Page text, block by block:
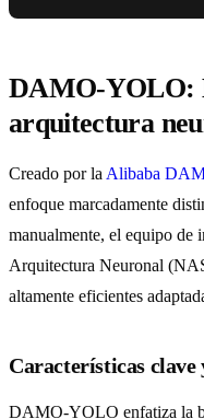
DAMO-YOLO:
arquitectura
Creado por la Alibaba
enfoque marcadamente
manualmente, el equipo de
Arquitectura Neuronal
altamente eficientes
Características
DAMO-YOLO enfatiza la